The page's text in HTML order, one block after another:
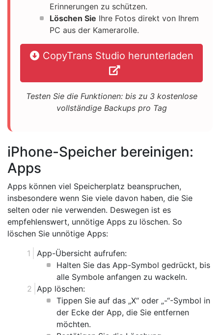
Erinnerungen zu schützen.
Löschen Sie Ihre Fotos direkt von Ihrem
PC aus der Kamerarolle.
CopyTrans Studio herunterladen
Testen Sie die Funktionen: bis zu 3 kostenlose
vollständige Backups pro Tag
iPhone-Speicher bereinigen:
Apps
Apps können viel Speicherplatz beanspruchen,
insbesondere wenn Sie viele davon haben, die Sie
selten oder nie verwenden. Deswegen ist es
empfehlenswert, unnötige Apps zu löschen. So
löschen Sie unnötige Apps:
App-Übersicht aufrufen:
Halten Sie das App-Symbol gedrückt, bis
alle Symbole anfangen zu wackeln.
App löschen:
Tippen Sie auf das „X“ oder „-“-Symbol in
der Ecke der App, die Sie entfernen
möchten.